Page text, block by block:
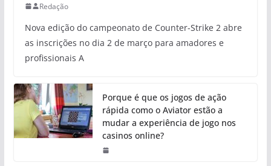
Redação
Nova edição do campeonato de Counter-Strike 2 abre
as inscrições no dia 2 de março para amadores e
profissionais A
Porque é que os jogos de ação
rápida como o Aviator estão a
mudar a experiência de jogo nos
casinos online?